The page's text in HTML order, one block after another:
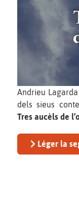
Andrieu
dels sieus
Tres aucèls de
Léger la